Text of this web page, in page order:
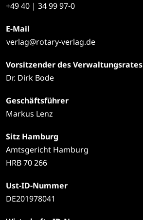
+4940 | 34 99 97-0
E-Mail
verlag@rotary-verlag.de
Vorsitzender des Verwaltungsrates
Dr. Dirk Bode
Geschäftsführer
Markus Lenz
Sitz Hamburg
Amtsgericht Hamburg
HRB 70 266
Ust-ID-Nummer
DE201978041